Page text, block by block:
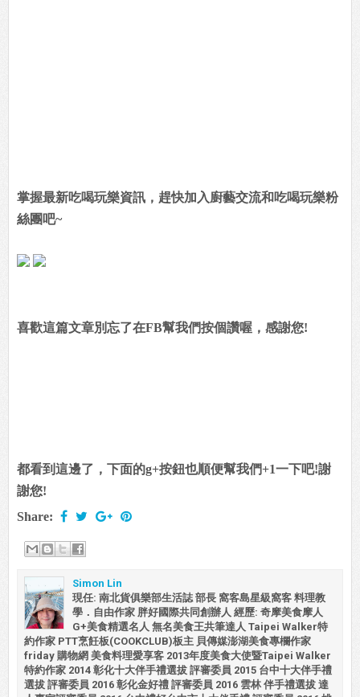
掌握最新吃喝玩樂資訊，趕快加入廚藝交流和吃喝玩樂粉
絲團吧~
喜歡這篇文章別忘了在FB幫我們按個讚喔，感謝您!
都看到這邊了，下面的g+按鈕也順便幫我們+1一下吧!謝
謝您!
Share:
Simon Lin
現任: 南北貨俱樂部生活誌 部長 窩客島星級窩客 料理教
學．自由作家 胖好國際共同創辦人 經歷: 奇摩美食摩人
G+美食精選名人 無名美食王共筆達人 Taipei Walker特
約作家 PTT烹飪板(COOKCLUB)板主 貝傳媒澎湖美食專欄作家
friday 購物網 美食料理愛享客 2013年度美食大使暨Taipei Walker
特約作家 2014 彰化十大伴手禮選拔 評審委員 2015 台中十大伴手禮
選拔 評審委員 2016 彰化金好禮 評審委員 2016 雲林 伴手禮選拔 達